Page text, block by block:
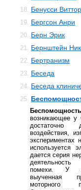
18. Бенусси
19. Бергсон Анри
20. Берн Эрик
21. Бернштейн
22. Бертранизм
23. Беседа
24. Беседа
25.
возникающее у
достаточно
воздействия,
экспериментах
используется
дается серия
помехи. У
выученная
моторного